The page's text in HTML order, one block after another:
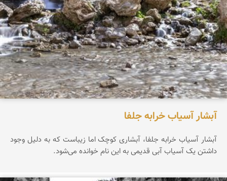
آبشار آسیاب خرابه جلفا
آبشار آسیاب خرابه جلفا، آبشاری کوچک اما زیباست که به دلیل وجود
داشتن یک آسیاب آبی قدیمی به این نام خوانده می‌شود.